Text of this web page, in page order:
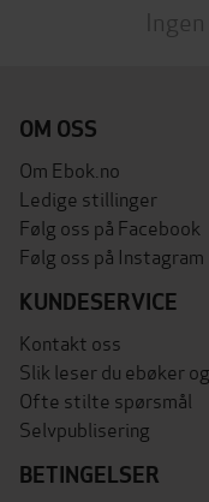
OM OSS
Om Ebok.no
Ledige stillinger
Følg oss på Facebook
Følg oss på Instagram
KUNDESERVICE
Kontakt oss
Slik leser du ebøker
Ofte stilte spørsmål
Selvpublisering
BETINGELSER